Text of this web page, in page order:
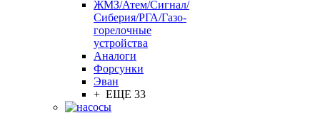
ЖМЗ/Атем/Сигнал/
Сиберия/РГА/Газо-
горелочные
устройства
Aналоги
Форсунки
Эван
+ ЕЩЕ 33